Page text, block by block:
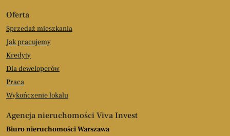
Oferta
Sprzedaż mieszkania
Jak pracujemy
Kredyty
Dla deweloperów
Praca
Wykończenie lokalu
Agencja nieruchomości Viva Invest
Biuro nieruchomości Warszawa